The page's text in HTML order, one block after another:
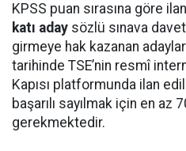
KPSS puan sırasına göre
katı aday sözlü sınava
girmeye hak kazanan
tarihinde TSE’nin resmî
Kapısı platformunda ilan
başarılı sayılmak için en az
gerekmektedir.